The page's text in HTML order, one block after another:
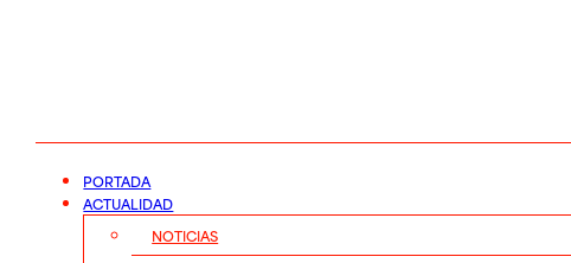
PORTADA
ACTUALIDAD
NOTICIAS